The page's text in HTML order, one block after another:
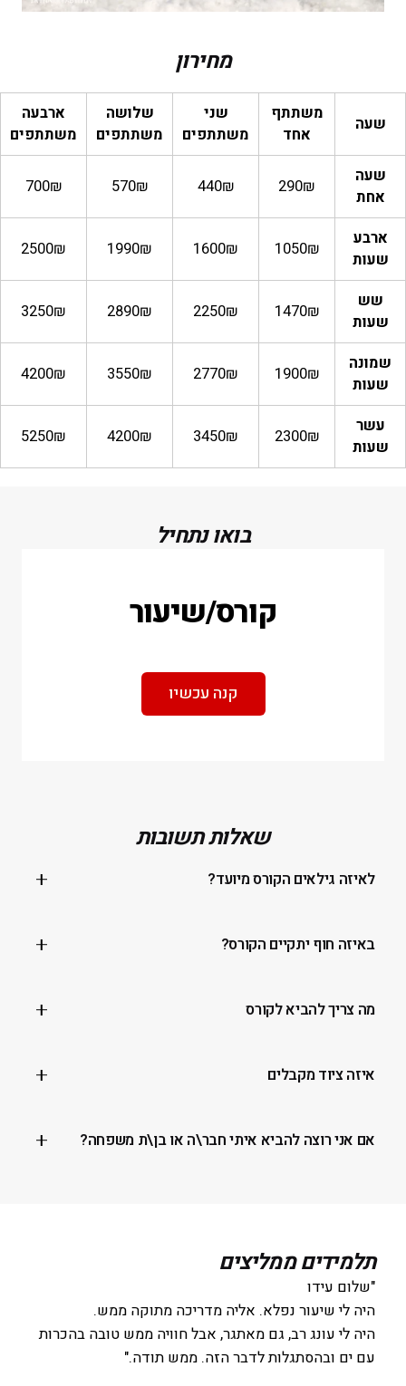
מחירון
שעה
משתתף
אחד
שני
משתתפים
שלושה
משתתפים
ארבעה
משתתפים
שעה
אחת
290₪
440₪
570₪
700₪
ארבע
שעות
1050₪
1600₪
1990₪
2500₪
שש
שעות
1470₪
2250₪
2890₪
3250₪
שמונה
שעות
1900₪
2770₪
3550₪
4200₪
עשר
שעות
2300₪
3450₪
4200₪
5250₪
בואו נתחיל
קורס/שיעור
קנה עכשיו
שאלות תשובות
לאיזה גילאים הקורס מיועד?
באיזה חוף יתקיים הקורס?
חוף- הסי פאלאס ( גבול בת-ים יפו)
מה צריך להביא לקורס
איזה ציוד מקבלים
בשוק + חליפה/חולצה גלישה בהתאם לעונה
אם אני רוצה להביא איתי חבר\ה או בן\ת משפחה?
"שלום עידו
היה לי שיעור נפלא. אליה מדריכה מתוקה ממש.
היה לי עונג רב, גם מאתגר, אבל חוויה ממש טובה בהכרות
עם ים ובהסתגלות לדבר הזה. ממש תודה."
תלמידים ממליצים